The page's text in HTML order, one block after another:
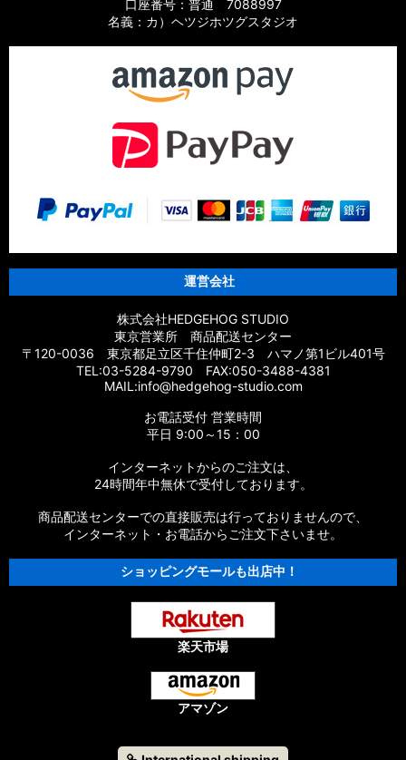
口座番号：普通 7088997
名義：カ）ヘツジホツグスタジオ
運営会社
株式会社HEDGEHOG STUDIO
東京営業所 商品配送センター
〒120-0036 東京都足立区千住仲町2-3 ハマノ第1ビル401号
TEL:03-5284-9790 FAX:050-3488-4381
MAIL:info@hedgehog-studio.com
お電話受付 営業時間
平日 9:00～15：00
インターネットからのご注文は、
24時間年中無休で受付しております。
商品配送センターでの直接販売は行っておりませんので、
インターネット・お電話からご注文下さいませ。
ショッピングモールも出店中！
楽天市場
アマゾン